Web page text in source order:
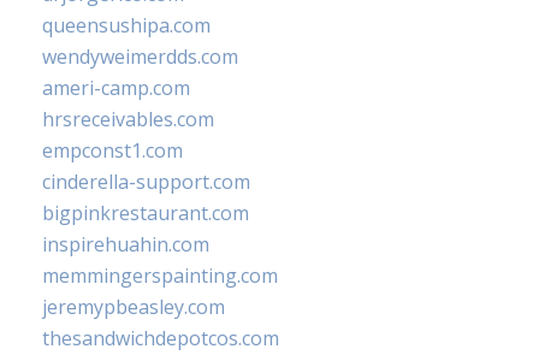
queensushipa.com
wendyweimerdds.com
ameri-camp.com
hrsreceivables.com
empconst1.com
cinderella-support.com
bigpinkrestaurant.com
inspirehuahin.com
memmingerspainting.com
jeremypbeasley.com
thesandwichdepotcos.com